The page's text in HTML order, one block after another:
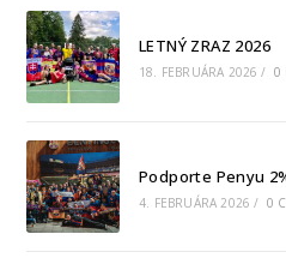
LETNÝ ZRAZ 2026
18. FEBRUÁRA 2026 / 0
Podporte Penyu
4. FEBRUÁRA 2026 / 0